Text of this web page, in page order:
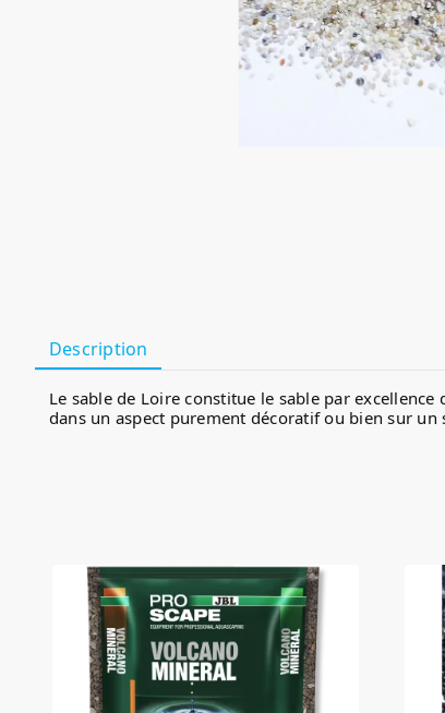
Description
Le sable de Loire constitue le sable par
dans un aspect purement décoratif ou bien sur